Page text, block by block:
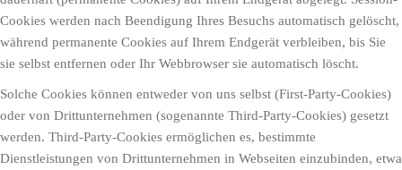
Cookies werden nach Beendigung Ihres Besuchs automatisch gelöscht,
während permanente Cookies auf Ihrem Endgerät verbleiben, bis Sie
sie selbst entfernen oder Ihr Webbrowser sie automatisch löscht.
Solche Cookies können entweder von uns selbst (First-Party-Cookies)
oder von Drittunternehmen (sogenannte Third-Party-Cookies) gesetzt
werden. Third-Party-Cookies ermöglichen es, bestimmte
Dienstleistungen von Drittunternehmen in Webseiten einzubinden, etwa